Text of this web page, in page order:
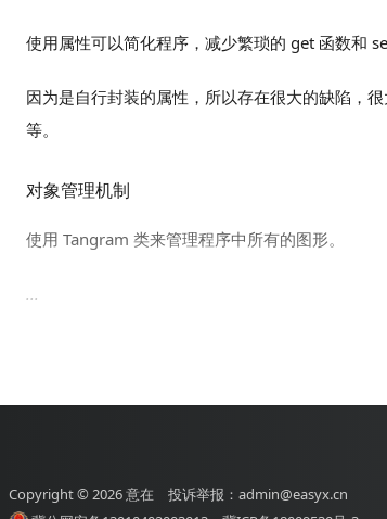
使用属性可以简化程序，减少繁琐的 get 函数和
因为是自行封装的属性，所以存在很大的缺陷，
等。
对象管理机制
使用 Tangram 类来管理程序中所有的图形。
...
Copyright © 2026意在 投诉举报：admin@easyx.cn